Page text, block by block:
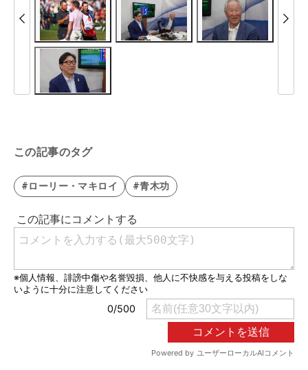
この記事のタグ
#ローリー・マキロイ #青木功